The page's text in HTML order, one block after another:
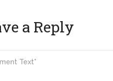
a Reply